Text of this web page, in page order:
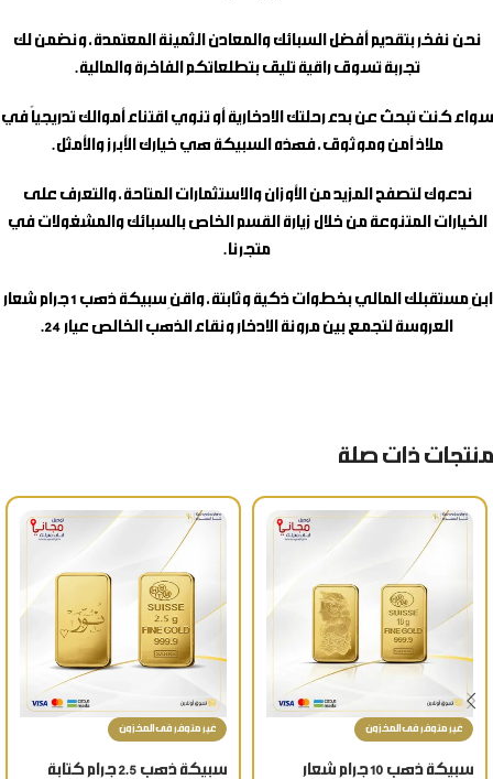
نحن نفخر بتقديم أفضل السبائك والمعادن الثمينة المعتمدة، ونضمن لك
تجربة تسوق راقية تليق بتطلعاتكم الفاخرة والمالية.
سواء كنت تبحث عن بدء رحلتك الادخارية أو تنوي اقتناء أموالك تدريجياً في
ملاذ آمن وموثوق، فهذه السبيكة هي خيارك الأبرز والأمثل.
ندعوك لتصفح المزيد من الأوزان والاستثمارات المتاحة، والتعرف على
الخيارات المتنوعة من خلال زيارة القسم الخاص بالسبائك والمشغولات في
متجرنا.
ابنِ مستقبلك المالي بخطوات ذكية وثابتة، واقنِ
سبيكة ذهب 1 جرام شعار
العروسة لتجمع بين مرونة الادخار ونقاء الذهب الخالص عيار 24.
منتجات ذات صلة
غير متوفر فى المخزون
سبيكة ذهب 10 جرام شعار
غير متوفر فى المخزون
سبيكة ذهب 2.5 جرام كتابة